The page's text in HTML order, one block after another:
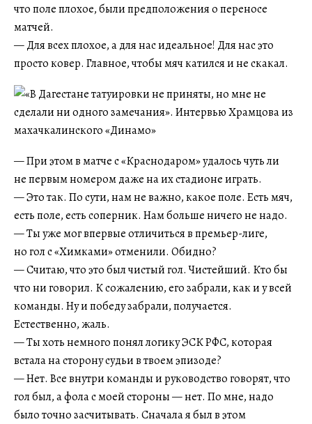
что поле плохое, были предположения о переносе
матчей.
— Для всех плохое, а для нас идеальное! Для нас это
просто ковер. Главное, чтобы мяч катился и не скакал.
— При этом в матче с «Краснодаром» удалось чуть ли
не первым номером даже на их стадионе играть.
— Это так. По сути, нам не важно, какое поле. Есть мяч,
есть поле, есть соперник. Нам больше ничего не надо.
— Ты уже мог впервые отличиться в премьер-лиге,
но гол с «Химками» отменили. Обидно?
— Считаю, что это был чистый гол. Чистейший. Кто бы
что ни говорил. К сожалению, его забрали, как и у всей
команды. Ну и победу забрали, получается.
Естественно, жаль.
— Ты хоть немного понял логику ЭСК РФС, которая
встала на сторону судьи в твоем эпизоде?
— Нет. Все внутри команды и руководство говорят, что
гол был, а фола с моей стороны — нет. По мне, надо
было точно засчитывать. Сначала я был в этом